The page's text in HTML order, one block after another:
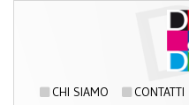
CHI SIAMO CONTATTI